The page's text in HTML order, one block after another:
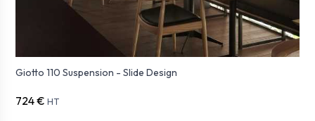
Giotto 110 Suspension - Slide Design
724 € HT